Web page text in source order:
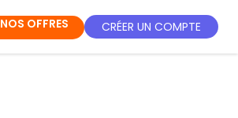
NOS OFFRES CRÉER UN COMPTE